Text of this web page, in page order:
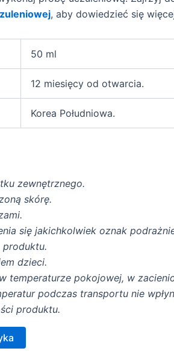
, aby dowiedzieć się
50 ml
12 miesięcy od otwarcia.
Korea Południowa.
zewnętrznego.
skórę.
się jakichkolwiek oznak
produktu.
dzieci.
temperaturze pokojowej, w
podczas transportu nie
produktu.